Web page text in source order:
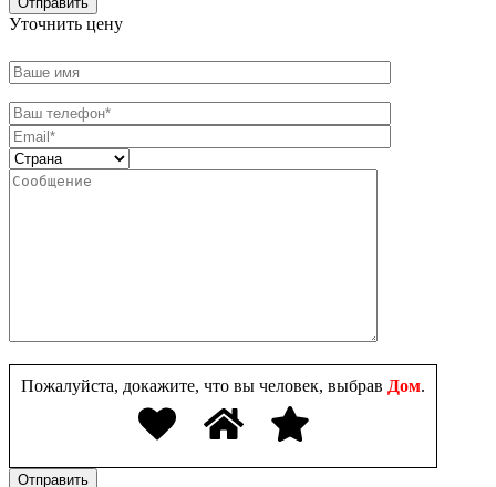
Уточнить цену
Пожалуйста, докажите, что вы человек, выбрав Дом.